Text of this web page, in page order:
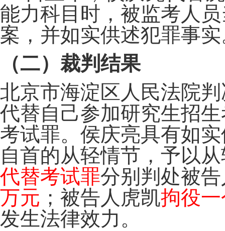
能力科目时，被监考人
案，并如实供述犯罪事
（二）裁判结果
北京市海淀区人民法院
代替自己参加研究生招
考试罪。侯庆亮具有如
自首的从轻情节，予以
代替考试罪分别判处被
万元 ；被告人虎凯拘役
发生法律效力。